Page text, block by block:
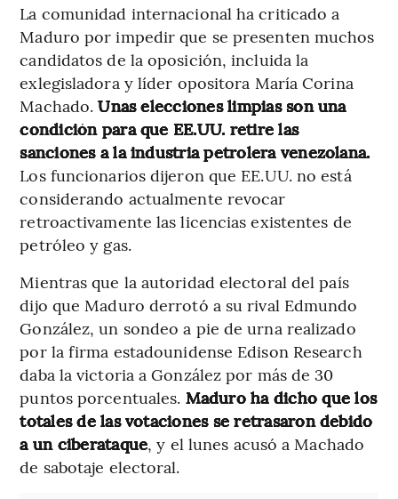
La comunidad internacional ha criticado a
Maduro por impedir que se presenten muchos
candidatos de la oposición, incluida la
exlegisladora y líder opositora María Corina
Machado.Unas elecciones limpias son una
condición para que EE.UU. retire las
sanciones a la industria petrolera venezolana.
Los funcionarios dijeron que EE.UU. no está
considerando actualmente revocar
retroactivamente las licencias existentes de
petróleo y gas.
Mientras que la autoridad electoral del país
dijo que Maduro derrotó a su rival Edmundo
González, un sondeo a pie de urna realizado
por la firma estadounidense Edison Research
daba la victoria a González por más de 30
puntos porcentuales. Maduro ha dicho que los
totales de las votaciones se retrasaron debido
a un ciberataque, y el lunes acusó a Machado
de sabotaje electoral.